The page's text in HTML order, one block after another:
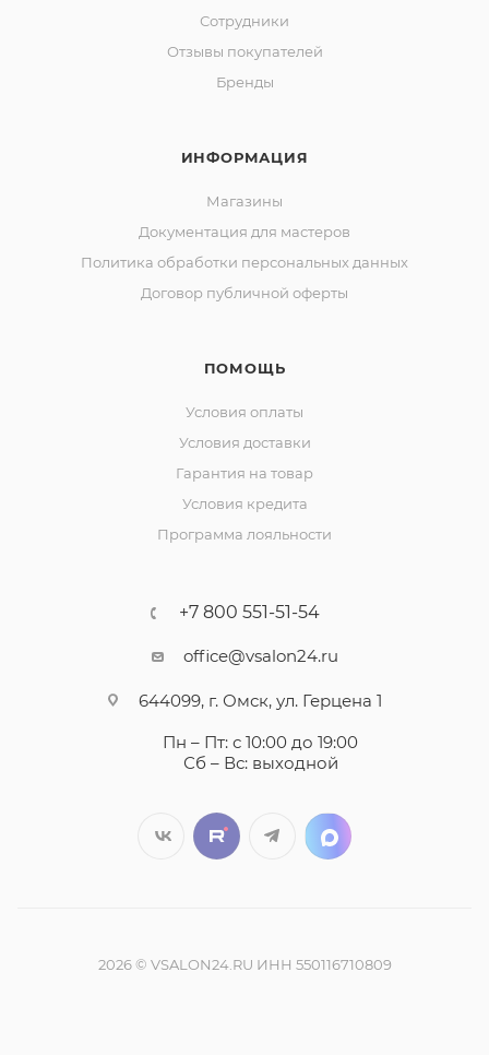
Сотрудники
Отзывы покупателей
Бренды
ИНФОРМАЦИЯ
Магазины
Документация для мастеров
Политика обработки персональных данных
Договор публичной оферты
ПОМОЩЬ
Условия оплаты
Условия доставки
Гарантия на товар
Условия кредита
Программа лояльности
+7 800 551-51-54
office@vsalon24.ru
644099, г. Омск, ул. Герцена 1
Пн – Пт: с 10:00 до 19:00
Сб – Вс: выходной
2026 © VSALON24.RU ИНН 550116710809